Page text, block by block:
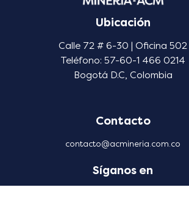
Ubicación
Calle 72 # 6-30 | Oficina 502
Teléfono: 57-60-1 466 0214
Bogotá D.C, Colombia
Contacto
contacto@acmineria.com.co
Síganos en